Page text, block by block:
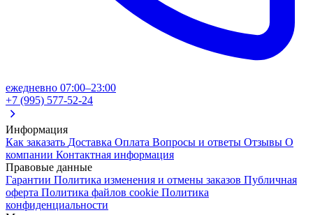
ежедневно 07:00–23:00
+7 (995) 577-52-24
Информация
Как заказать Доставка Оплата Вопросы и ответы Отзывы О
компании Контактная информация
Правовые данные
Гарантии Политика изменения и отмены заказов Публичная
оферта Политика файлов cookie Политика
конфиденциальности